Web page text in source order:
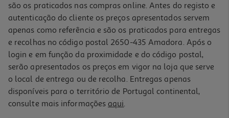
são os praticados nas compras online. Antes do registo e
autenticação do cliente os preços apresentados servem
apenas como referência e são os praticados para entregas
e recolhas no código postal 2650-435 Amadora. Após o
login e em função da proximidade e do código postal,
serão apresentados os preços em vigor na loja que serve
o local de entrega ou de recolha. Entregas apenas
disponíveis para o território de Portugal continental,
consulte mais informações aqui.